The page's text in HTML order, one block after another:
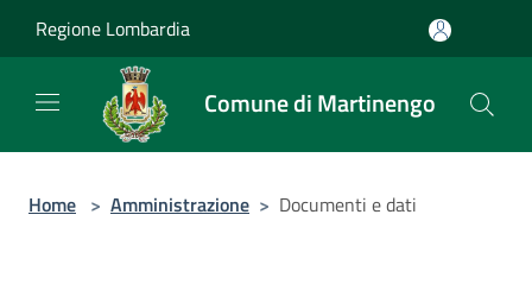
Regione Lombardia
Comune di Martinengo
Home > Amministrazione > Documenti e dati